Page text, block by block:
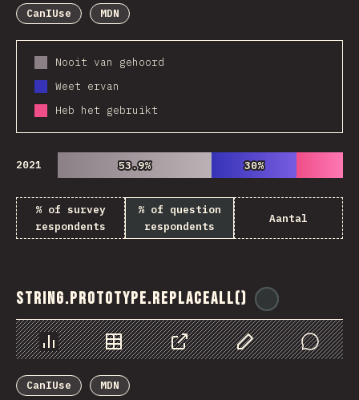
CanIUse
MDN
Nooit van gehoord
Weet ervan
Heb het gebruikt
2021 53.9%
53.9% 30%
30%
% of survey
respondents
% of question
respondents
Aantal
String.prototype.replaceAll()
Chart Data Share Customize Data
Comments
CanIUse
MDN